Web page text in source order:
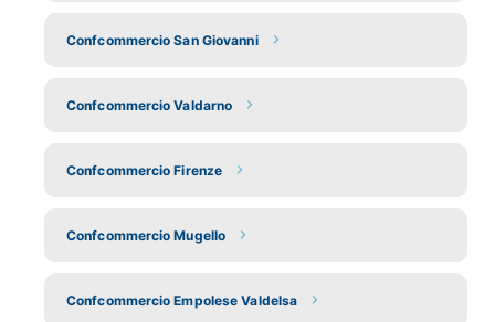
Confcommercio San Giovanni
Confcommercio Valdarno
Confcommercio Firenze
Confcommercio Mugello
Confcommercio Empolese Valdelsa